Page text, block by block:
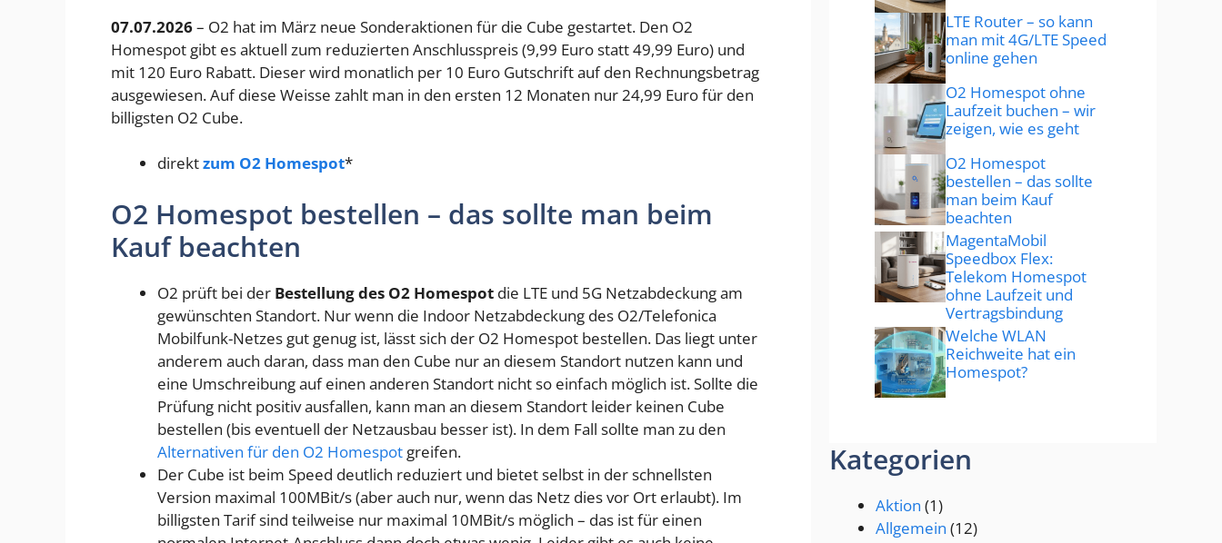
07.07.2026– O2 hat im März neue Sonderaktionen für die Cube gestartet. Den O2
Homespot gibt es aktuell zum reduzierten Anschlusspreis (9,99 Euro statt 49,99 Euro) und
mit 120 Euro Rabatt. Dieser wird monatlich per 10 Euro Gutschrift auf den Rechnungsbetrag
ausgewiesen. Auf diese Weisse zahlt man in den ersten 12 Monaten nur 24,99 Euro für den
billigsten O2 Cube.
direktzum O2 Homespot*
O2 Homespot bestellen – das sollte man beim
Kauf beachten
O2 prüft bei der Bestellung des O2 Homespot die LTE und 5G Netzabdeckung am
gewünschten Standort. Nur wenn die Indoor Netzabdeckung des O2/Telefonica
Mobilfunk-Netzes gut genug ist, lässt sich der O2 Homespot bestellen. Das liegt unter
anderem auch daran, dass man den Cube nur an diesem Standort nutzen kann und
eine Umschreibung auf einen anderen Standort nicht so einfach möglich ist. Sollte die
Prüfung nicht positiv ausfallen, kann man an diesem Standort leider keinen Cube
bestellen (bis eventuell der Netzausbau besser ist). In dem Fall sollte man zu den
Alternativen für den O2 Homespot greifen.
Der Cube ist beim Speed deutlich reduziert und bietet selbst in der schnellsten
Version maximal 100MBit/s (aber auch nur, wenn das Netz dies vor Ort erlaubt). Im
billigsten Tarif sind teilweise nur maximal 10MBit/s möglich – das ist für einen
LTE Router – so kann
man mit 4G/LTE Speed
online gehen
O2 Homespot ohne
Laufzeit buchen – wir
zeigen, wie es geht
O2 Homespot
bestellen – das sollte
man beim Kauf
beachten
MagentaMobil
Speedbox Flex:
Telekom Homespot
ohne Laufzeit und
Vertragsbindung
Welche WLAN
Reichweite hat ein
Homespot?
Kategorien
Aktion (1)
Allgemein (12)